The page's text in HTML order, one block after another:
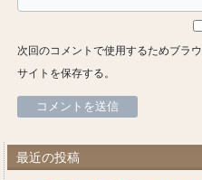
次回のコメントで使用するためブラ
サイトを保存する。
最近の投稿